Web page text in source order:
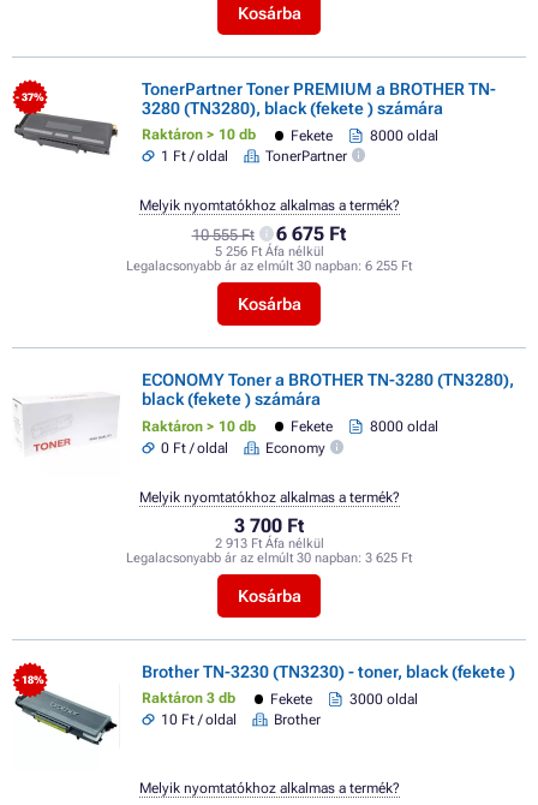
Kosárba
- 37%
TonerPartner Toner PREMIUM a BROTHER TN-
3280 (TN3280), black (fekete ) számára
Raktáron > 10 db Fekete
8000 oldal
1 Ft / oldal
TonerPartner
10 555 Ft 6 675 Ft
5 256 Ft Áfa nélkül
Legalacsonyabb ár az elmúlt 30 napban: 6 255 Ft
Kosárba
Melyik nyomtatókhoz alkalmas a termék?
ECONOMY Toner a BROTHER TN-3280 (TN3280),
black (fekete ) számára
Raktáron > 10 db Fekete
8000 oldal
0 Ft / oldal
Economy
3 700 Ft
2 913 Ft Áfa nélkül
Legalacsonyabb ár az elmúlt 30 napban: 3 625 Ft
Kosárba
Melyik nyomtatókhoz alkalmas a termék?
- 18% Brother TN-3230 (TN3230) - toner, black (fekete )
Raktáron 3 db Fekete
3000 oldal
10 Ft / oldal
Brother
Melyik nyomtatókhoz alkalmas a termék?